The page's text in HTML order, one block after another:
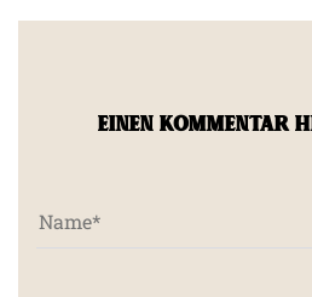
EINEN KOMMENTAR